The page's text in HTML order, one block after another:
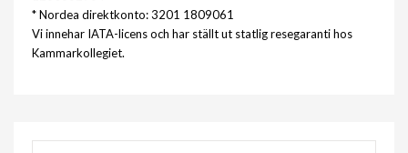
* Nordea direktkonto: 3201 1809061
Vi innehar IATA-licens och har ställt ut statlig resegaranti hos
Kammarkollegiet.